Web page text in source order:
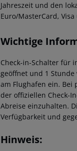
Jahreszeit und den
Euro/MasterCard,
Wichtige
Check-in-Schalter für
geöffnet und 1
am Flughafen ein. Bei
der offiziellen Check-
Abreise einzuhalten.
Verfügbarkeit und
Hinweis: